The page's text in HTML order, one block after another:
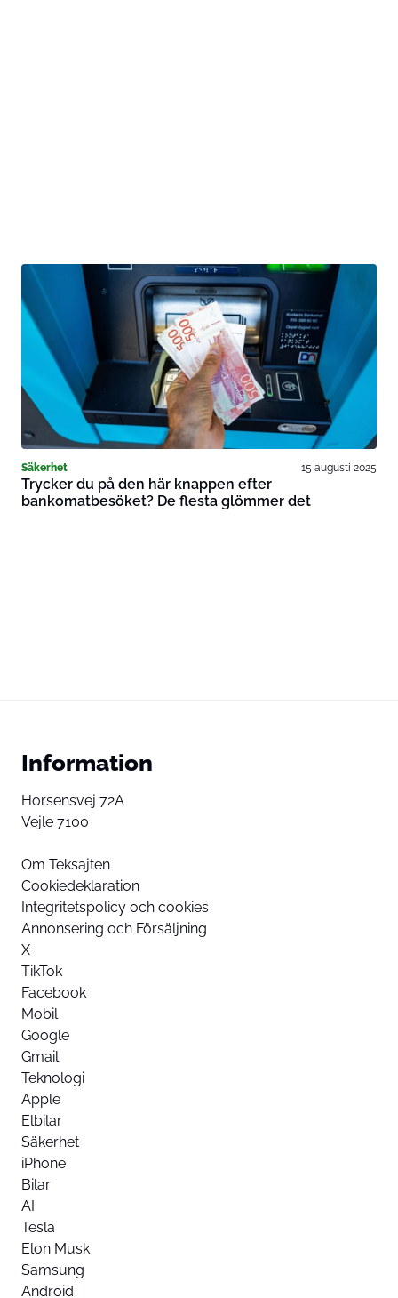
Säkerhet 15 augusti 2025
Trycker du på den här knappen efter
bankomatbesöket? De flesta glömmer det
Information
Horsensvej 72A
Vejle 7100
Om Teksajten
Cookiedeklaration
Integritetspolicy och cookies
Annonsering och Försäljning
X
TikTok
Facebook
Mobil
Google
Gmail
Teknologi
Apple
Elbilar
Säkerhet
iPhone
Bilar
AI
Tesla
Elon Musk
Samsung
Android